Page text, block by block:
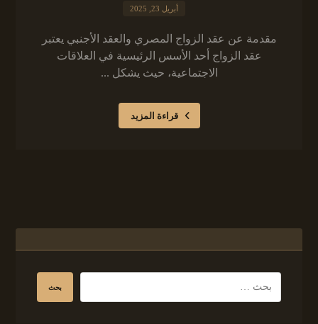
أبريل 23, 2025
مقدمة عن عقد الزواج المصري والعقد الأجنبي يعتبر
عقد الزواج أحد الأسس الرئيسية في العلاقات
الاجتماعية، حيث يشكل ...
قراءة المزيد